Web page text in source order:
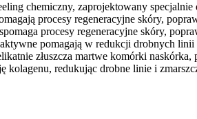
chemiczny, zaprojektowany specjalnie
procesy regeneracyjne skóry,
procesy regeneracyjne skóry,
pomagają w redukcji drobnych
złuszcza martwe komórki
kolagenu, redukując drobne linie i